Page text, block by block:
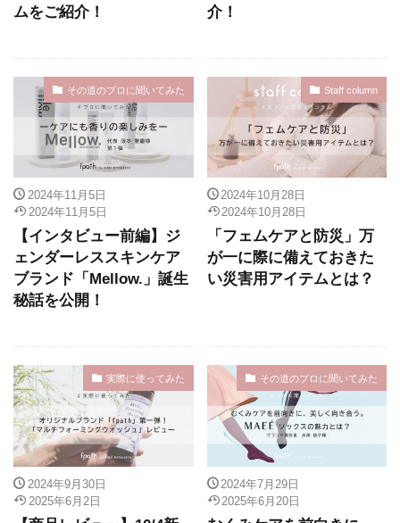
ムをご紹介！
介！
その道のプロに聞いてみた
2024年11月5日
2024年11月5日
【インタビュー前編】ジ
ェンダーレススキンケア
ブランド「Mellow.」誕生
秘話を公開！
Staff column
2024年10月28日
2024年10月28日
「フェムケアと防災」万
が一に際に備えておきた
い災害用アイテムとは？
実際に使ってみた
2024年9月30日
2025年6月2日
その道のプロに聞いてみた
2024年7月29日
2025年6月20日